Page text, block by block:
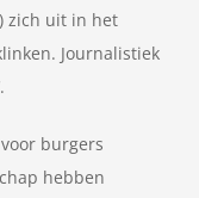
zich uit in het
Journalistiek
burgers
hebben